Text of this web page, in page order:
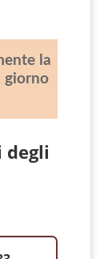
la
giorno
degli